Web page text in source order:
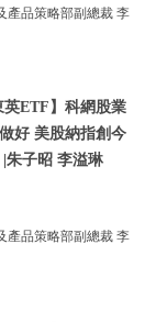
產品策略部副總裁 李
英ETF】科網股業
好 美股納指創今
朱子昭 李溢琳
產品策略部副總裁 李